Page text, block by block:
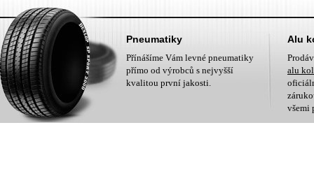
Pneumatiky
Přínášíme Vám levné pneumatiky
přímo od výrobců s nejvyšší
kvalitou první jakosti.
Alu
alu
všemi